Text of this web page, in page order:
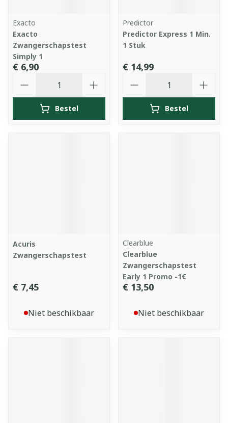
Exacto
Exacto
Zwangerschapstest
Simply 1
€ 6,90
Bestel
Predictor
Predictor Express 1 Min.
1 Stuk
€ 14,99
Bestel
Acuris
Zwangerschapstest
€ 7,45
Niet beschikbaar
Clearblue
Clearblue
Zwangerschapstest
Early 1 Promo -1€
€ 13,50
Niet beschikbaar